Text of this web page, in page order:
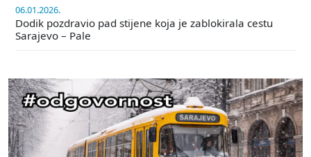
06.01.2026.
Dodik pozdravio pad stijene koja je zablokirala cestu
Sarajevo – Pale